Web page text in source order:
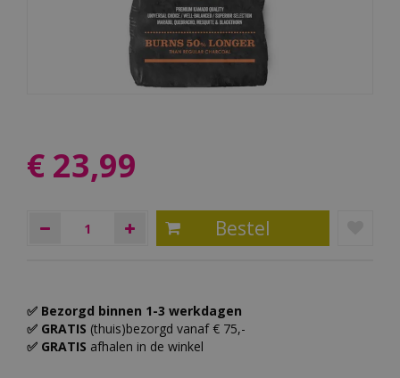
€ 23,99
✅ Bezorgd binnen 1-3 werkdagen
✅ GRATIS (thuis)bezorgd vanaf € 75,-
✅ GRATIS afhalen in de winkel